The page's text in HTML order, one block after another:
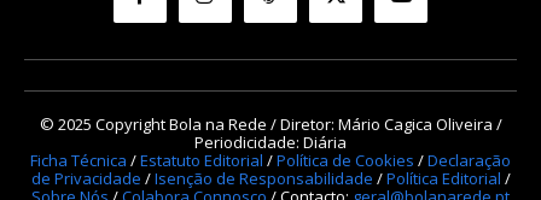
© 2025 Copyright Bola na Rede / Diretor: Mário Cagica Oliveira /
Periodicidade: Diária
Ficha Técnica /Estatuto Editorial /Política de Cookies /Declaração
de Privacidade /Isenção de Responsabilidade /Política Editorial /